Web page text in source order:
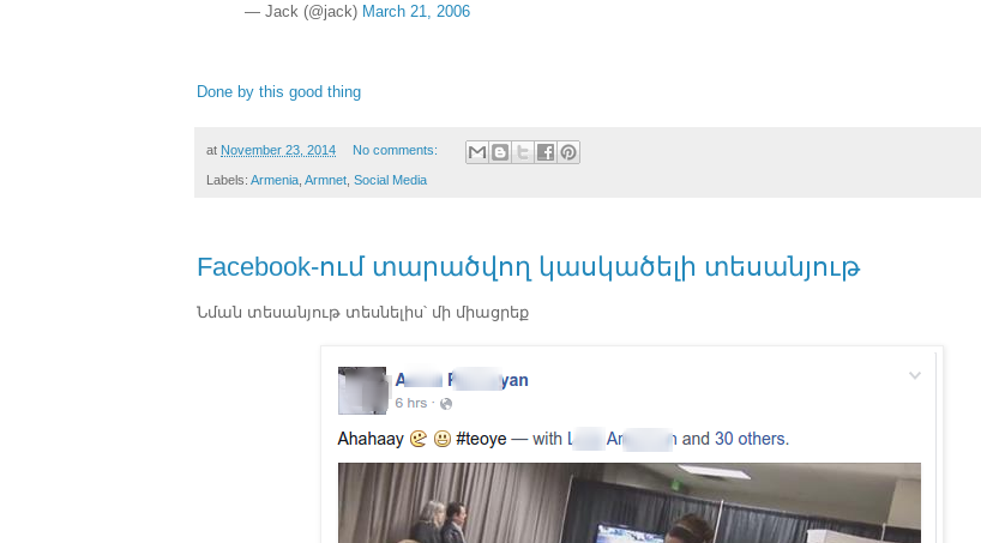
— Jack (@jack) March 21, 2006
Done by this good thing
at November 23, 2014 No comments:
Labels: Armenia Armnet Social Media
Facebook-ում տարածվող կասկածելի տեսանյութ
Նման տեսանյութ տեսնելիս՝ մի միացրեք